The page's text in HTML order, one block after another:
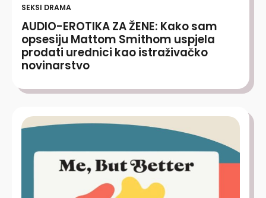
SEKSI DRAMA
AUDIO-EROTIKA ZA ŽENE: Kako sam
opsesiju Mattom Smithom uspjela
prodati urednici kao istraživačko
novinarstvo